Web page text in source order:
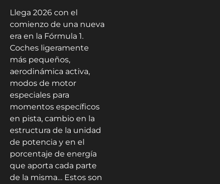
Llega 2026 con el
comienzo de una nueva
era en la Fórmula 1.
Coches ligeramente
más pequeños,
aerodinámica activa,
modos de motor
especiales para
momentos específicos
en pista, cambio en la
estructura de la unidad
de potencia y en el
porcentaje de energía
que aporta cada parte
de la misma… Estos son